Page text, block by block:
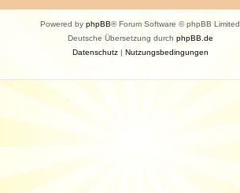
Powered by phpBB® Forum Software © phpBB Limited
Deutsche Übersetzung durch phpBB.de
Datenschutz| Nutzungsbedingungen